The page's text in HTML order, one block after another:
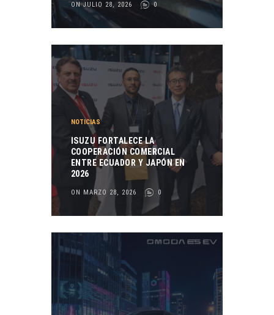
ON JULIO 28, 2026 0
NOTICIAS
ISUZU FORTALECE LA
COOPERACIÓN COMERCIAL
ENTRE ECUADOR Y JAPÓN EN
2026
ON MARZO 28, 2026 0